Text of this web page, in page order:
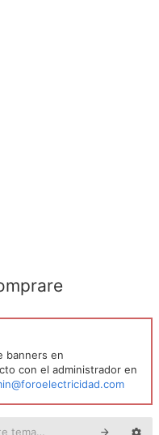
banners en
con el administrador en